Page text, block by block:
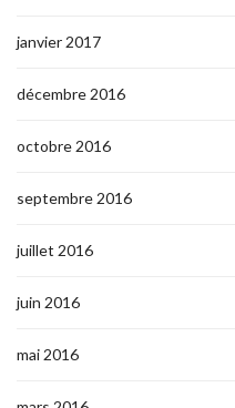
janvier 2017
décembre 2016
octobre 2016
septembre 2016
juillet 2016
juin 2016
mai 2016